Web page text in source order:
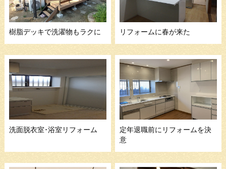
樹脂デッキで洗濯物もラクに リフォームに春が来た
洗面脱衣室･浴室リフォーム
定年退職前にリフォームを決
意